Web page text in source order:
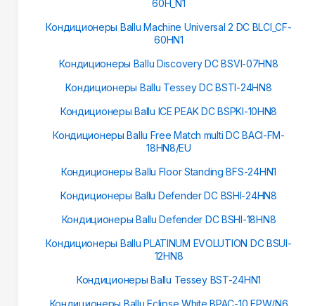
60H_N1
Кондиционеры Ballu Machine Universal 2 DC BLCI_CF-
60HN1
Кондиционеры Ballu Discovery DC BSVI-07HN8
Кондиционеры Ballu Tessey DC BSTI-24HN8
Кондиционеры Ballu ICE PEAK DC BSPKI-10HN8
Кондиционеры Ballu Free Match multi DC BACI-FM-
18HN8/EU
Кондиционеры Ballu Floor Standing BFS-24HN1
Кондиционеры Ballu Defender DC BSHI-24HN8
Кондиционеры Ballu Defender DC BSHI-18HN8
Кондиционеры Ballu PLATINUM EVOLUTION DC BSUI-
12HN8
Кондиционеры Ballu Tessey BST-24HN1
Кондиционеры Ballu Eclipse White BPAC-10 EPW/N6